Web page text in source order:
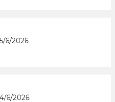
6/2026
6/2026